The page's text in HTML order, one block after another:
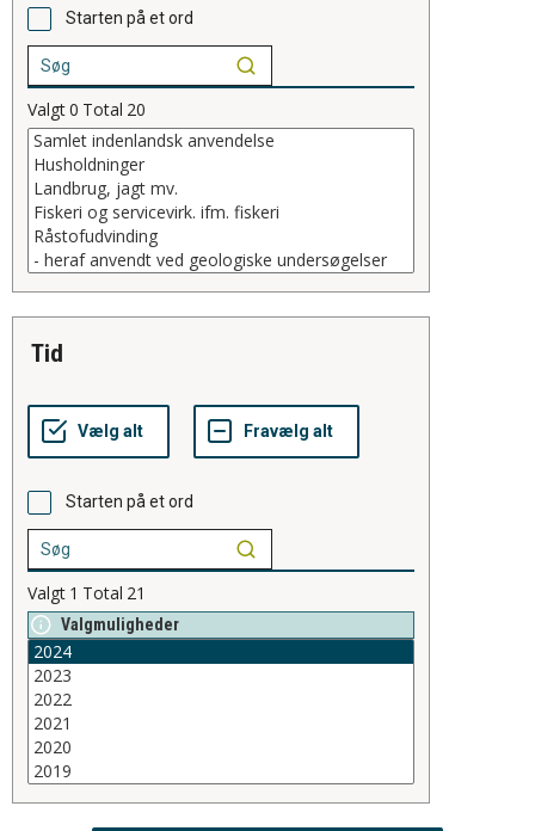
Starten på et ord
Valgt0 Total 20
tid
Starten på et ord
Valgt 1 Total 21
Valgmuligheder